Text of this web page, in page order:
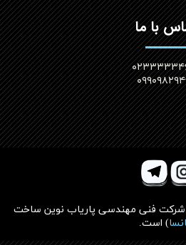
با ما
شرکت فنی مهندسی پاریاب نوین ساخت
) است.